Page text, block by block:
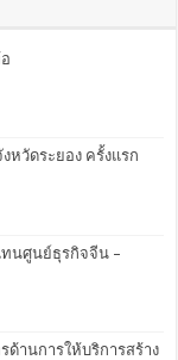
หวัดระยอง ครั้งแรก
นศูนย์ธุรกิจจีน –
านการให้บริการสร้าง